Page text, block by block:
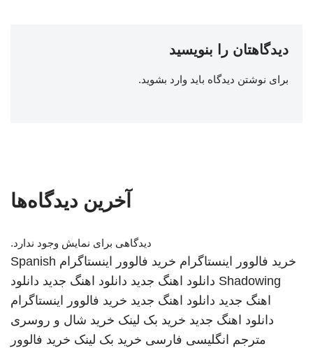
دیدگاهتان را بنویسید
برای نوشتن دیدگاه باید وارد بشوید.
آخرین دیدگاه‌ها
دیدگاهی برای نمایش وجود ندارد.
خرید فالوور اینستاگرام خرید فالوور اینستاگرام Spanish
Shadowing دانلود اهنگ جدید دانلود اهنگ جدید دانلود
اهنگ جدید دانلود اهنگ جدید خرید فالوور اینستاگرام
دانلود اهنگ جدید خرید بک لینک خرید شال و روسری
مترجم انگلیسی فارسی خرید بک لینک خرید فالوور